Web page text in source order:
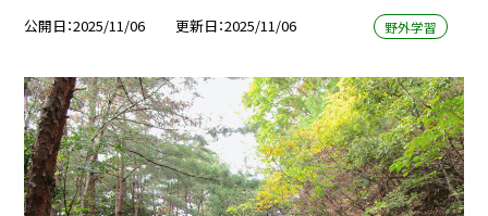
公開日 2025/11/06 更新日 2025/11/06 野外学習